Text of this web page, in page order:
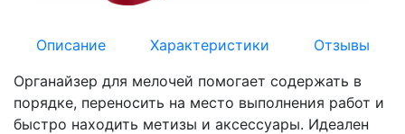
Описание Характеристики
Отзывы
Органайзер для мелочей помогает содержать в
порядке, переносить на место выполнения работ и
быстро находить метизы и аксессуары. Идеален